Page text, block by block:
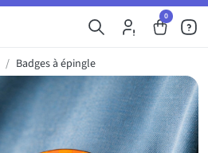
0
Badges à épingle